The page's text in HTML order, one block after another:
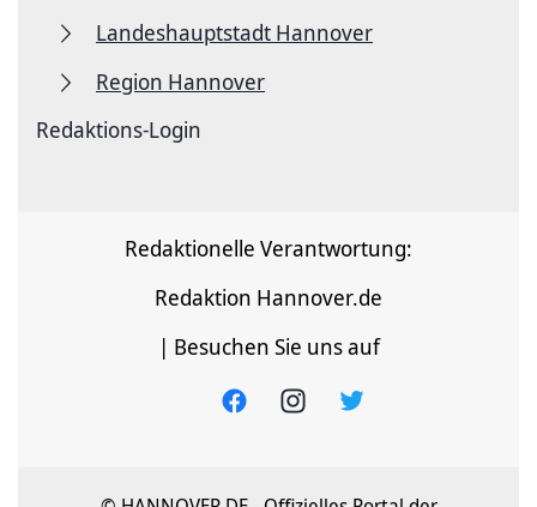
Landeshauptstadt Hannover
Region Hannover
Redaktions-Login
Redaktionelle Verantwortung:
Redaktion Hannover.de
| Besuchen Sie uns auf